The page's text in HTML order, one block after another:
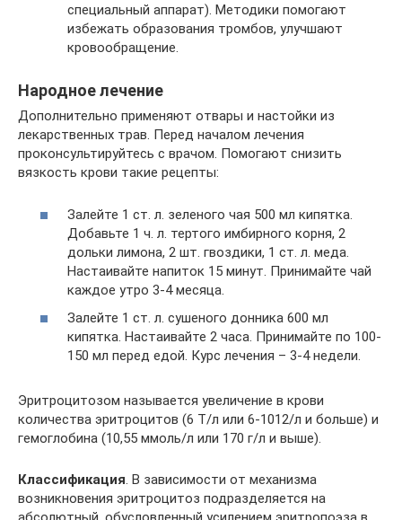
специальный аппарат). Методики помогают
избежать образования тромбов, улучшают
кровообращение.
Народное лечение
Дополнительно применяют отвары и настойки из
лекарственных трав. Перед началом лечения
проконсультируйтесь с врачом. Помогают снизить
вязкость крови такие рецепты:
Залейте 1 ст. л. зеленого чая 500 мл кипятка.
Добавьте 1 ч. л. тертого имбирного корня, 2
дольки лимона, 2 шт. гвоздики, 1 ст. л. меда.
Настаивайте напиток 15 минут. Принимайте чай
каждое утро 3-4 месяца.
Залейте 1 ст. л. сушеного донника 600 мл
кипятка. Настаивайте 2 часа. Принимайте по 100-
150 мл перед едой. Курс лечения – 3-4 недели.
Эритроцитозом называется увеличение в крови
количества эритроцитов (6 Т/л или 6-1012/л и больше) и
гемоглобина (10,55 ммоль/л или 170 г/л и выше).
Классификация. В зависимости от механизма
возникновения эритроцитоз подразделяется на